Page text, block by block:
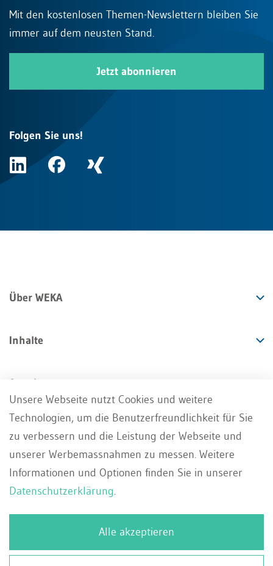
Mit den kostenlosen Themen-Newslettern bleiben Sie
immer auf dem neusten Stand.
Jetzt abonnieren
Folgen Sie uns!
Über WEKA
Inhalte
Angebote
Services
Impressum AGB
Datenschutz
Whistleblowing Portal
Kontakt
DE
Français
Unsere Webseite nutzt Cookies und weitere
Technologien, um die Benutzerfreundlichkeit für Sie
zu verbessern und die Leistung der Webseite und
unserer Werbemassnahmen zu messen. Weitere
Informationen und Optionen finden Sie in unserer
Datenschutzerklärung.
Alle akzeptieren